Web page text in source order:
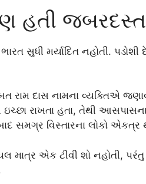
હતી
ભારત સુધી મર્યાદિત નહોતી.
રામ દાસ નામના વ્યક્તિએ
ઇચ્છા રાખતા હતા, તેથી
સમગ્ર વિસ્તારના લોકો એકત્ર
માત્ર એક ટીવી શો નહોતી,